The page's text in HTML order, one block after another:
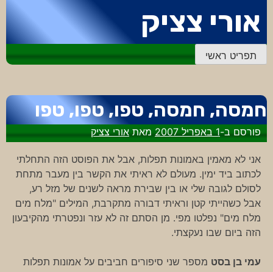
לתוכן
אורי צציק
תפריט ראשי
חמסה, חמסה, טפו, טפו, טפו
פורסם ב-1 באפריל 2007 מאתאורי צציק
אני לא מאמין באמונות תפלות, אבל את הפוסט הזה התחלתי
לכתוב ביד ימין. מעולם לא ראיתי את הקשר בין מעבר מתחת
לסולם לגובה שלי או בין שבירת מראה לשנים של מזל רע,
אבל כשהייתי קטן וראיתי דבורה מתקרבת, המילים "מלח מים
מלח מים" נפלטו מפי. מן הסתם זה לא עזר ונפטרתי מהקיבעון
הזה ביום שבו נעקצתי.
עמי בן בסט מספר שני סיפורים חביבים על אמונות תפלות